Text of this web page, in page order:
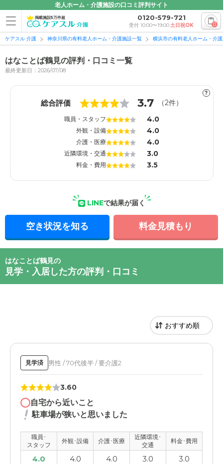
老人ホーム・介護施設の口コミ評判サイト
掲載施設5万件超 0120-579-721
受付 10:00〜19:00土日祝OK 0
ケアスル 介護 神奈川県の有料老人ホーム・介護施設一覧 横浜市の有料老人ホーム・介
はなことば鶴見の評判・口コミ一覧
最終更新日：2026/07/08
?
総合評価 3.7 （2件）
職員・スタッフ 4.0
外観・設備 4.0
介護・医療 4.0
近隣環境・交通 3.0
料金・費用 3.5
LINEで結果が届く
空き状況を知る 料金見積もり
はなことば鶴見の
見学・入居した方の評判・口コミ
見学済 男性 / 70代後半 / 要介護2
3.60
自宅から近いこと
駐車場が狭いと思いました
職員･
スタッフ
外観･設備 介護･医療
近隣環境･
交通
料金･費用
4.0 4.0 4.0 3.0 3.0